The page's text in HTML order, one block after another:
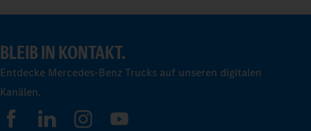
BLEIB IN KONTAKT.
Entdecke Mercedes-Benz Trucks auf unseren digitalen
Kanälen.